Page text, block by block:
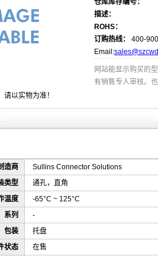
以实物为准！
仓库库存编号：
描述：
ROHS：
订购热线：
400-
Email:
网站能显示购买的
有销售专人审核。
造商
Sullins Connector Solutions
类型
通孔，直角
温度
-65°C ~ 125°C
系列
-
包装
托盘
状态
在售